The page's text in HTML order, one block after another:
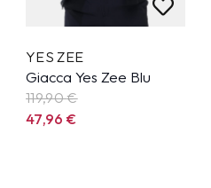
YES ZEE
Giacca Yes Zee Blu
119,90€
47,96€